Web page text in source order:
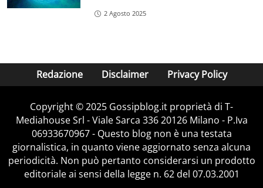
2 Agosto 2025
Redazione Disclaimer Privacy Policy
Copyright © 2025 Gossipblog.it proprietà di T-
Mediahouse Srl - Viale Sarca 336 20126 Milano - P.Iva
06933670967 - Questo blog non è una testata
giornalistica, in quanto viene aggiornato senza alcuna
periodicità. Non può pertanto considerarsi un prodotto
editoriale ai sensi della legge n. 62 del 07.03.2001